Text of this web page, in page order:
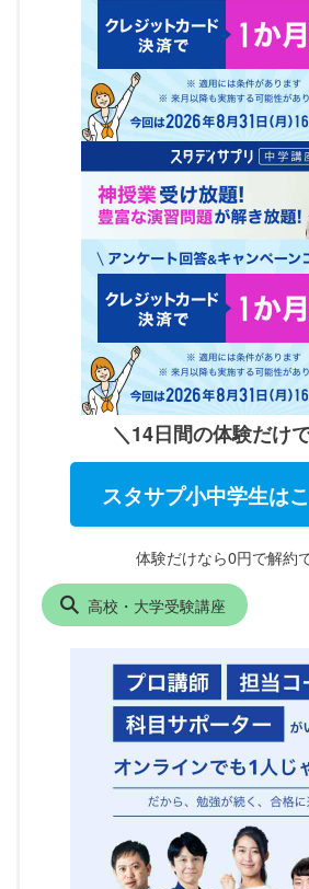
＼14日間の体験だけ
スタサプ小中学生は
体験だけなら0円で解約
高校・大学受験講座